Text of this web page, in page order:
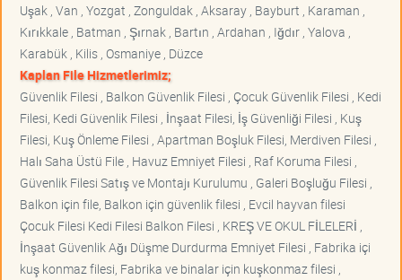
Uşak , Van , Yozgat , Zonguldak , Aksaray , Bayburt , Karaman ,
Kırıkkale , Batman , Şırnak , Bartın , Ardahan , Iğdır , Yalova ,
Karabük , Kilis , Osmaniye , Düzce
Kaplan File Hizmetlerimiz;
Güvenlik Filesi , Balkon Güvenlik Filesi , Çocuk Güvenlik Filesi , Kedi
Filesi, Kedi Güvenlik Filesi , İnşaat Filesi, İş Güvenliği Filesi , Kuş
Filesi, Kuş Önleme Filesi , Apartman Boşluk Filesi, Merdiven Filesi ,
Halı Saha Üstü File , Havuz Emniyet Filesi , Raf Koruma Filesi ,
Güvenlik Filesi Satış ve Montajı Kurulumu , Galeri Boşluğu Filesi ,
Balkon için file, Balkon için güvenlik filesi , Evcil hayvan filesi
Çocuk Filesi Kedi Filesi Balkon Filesi , KREŞ VE OKUL FİLELERİ ,
İnşaat Güvenlik Ağı Düşme Durdurma Emniyet Filesi , Fabrika içi
kuş konmaz filesi, Fabrika ve binalar için kuşkonmaz filesi ,